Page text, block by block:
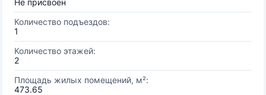
Не присвоен
Количество подъездов:
1
Количество этажей:
2
Площадь жилых помещений, м²:
473.65